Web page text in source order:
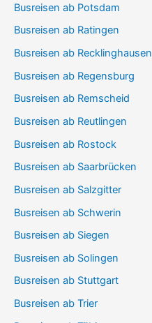
Busreisen ab Potsdam
Busreisen ab Ratingen
Busreisen ab Recklinghausen
Busreisen ab Regensburg
Busreisen ab Remscheid
Busreisen ab Reutlingen
Busreisen ab Rostock
Busreisen ab Saarbrücken
Busreisen ab Salzgitter
Busreisen ab Schwerin
Busreisen ab Siegen
Busreisen ab Solingen
Busreisen ab Stuttgart
Busreisen ab Trier